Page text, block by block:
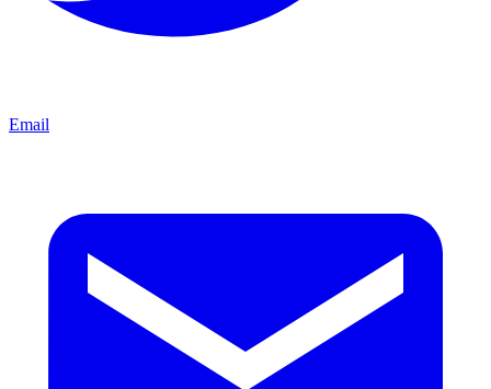
Email